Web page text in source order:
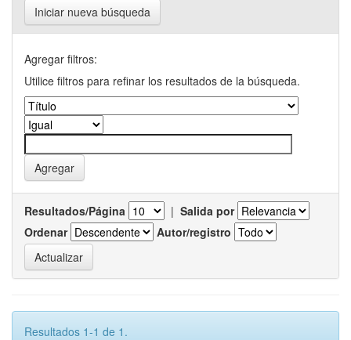
Iniciar nueva búsqueda
Agregar filtros:
Utilice filtros para refinar los resultados de la búsqueda.
Resultados/Página | Salida por
Ordenar
Autor/registro
Resultados 1-1 de 1.